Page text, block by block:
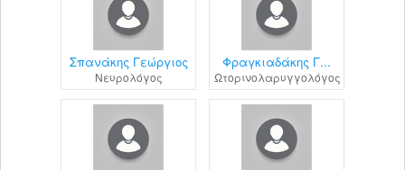
Σπανάκης Γεώργιος
Νευρολόγος
Φραγκιαδάκης Γ...
Ωτορινολαρυγγολόγος